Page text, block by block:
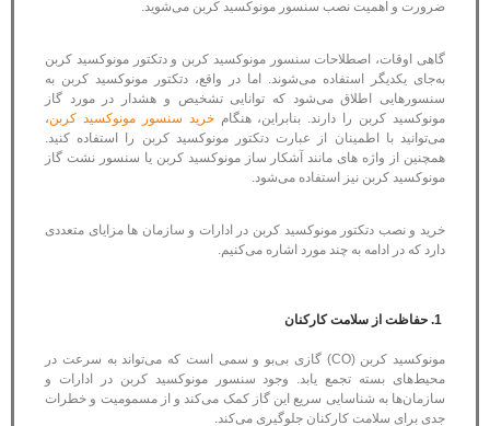
ضرورت و اهمیت نصب سنسور مونوکسید کربن می‌شوید.
گاهی اوقات، اصطلاحات سنسور مونوکسید کربن و دتکتور مونوکسید کربن
به‌جای یکدیگر استفاده می‌شوند. اما در واقع، دتکتور مونوکسید کربن به
سنسورهایی اطلاق می‌شود که توانایی تشخیص و هشدار در مورد گاز
مونوکسید کربن را دارند. بنابراین، هنگامخرید سنسور مونوکسید کربن،
می‌توانید با اطمینان از عبارت دتکتور مونوکسید کربن را استفاده کنید.
همچنین از واژه های مانند آشکار ساز مونوکسید کربن یا سنسور نشت گاز
مونوکسید کربن نیز استفاده می‌شود.
خرید و نصب دتکتور مونوکسید کربن در ادارات و سازمان ها مزایای متعددی
دارد که در ادامه به چند مورد اشاره می‌کنیم.
مونوکسید کربن (CO) گازی بی‌بو و سمی است که می‌تواند به سرعت در
محیط‌های بسته تجمع یابد. وجود سنسور مونوکسید کربن در ادارات و
سازمان‌ها به شناسایی سریع این گاز کمک می‌کند و از مسمومیت و خطرات
جدی برای سلامت کارکنان جلوگیری می‌کند.